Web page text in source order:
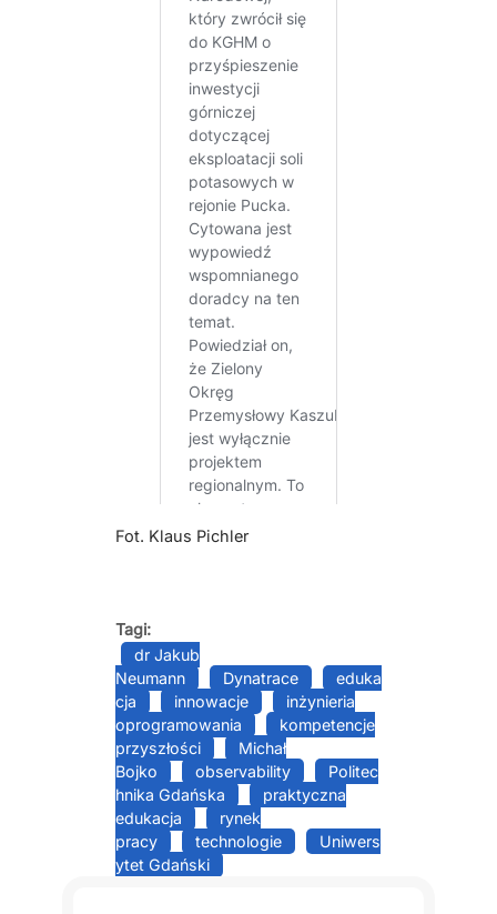
Fot. Klaus Pichler
Tagi:
dr Jakub
Neumann
Dynatrace
eduka
cja
innowacje
inżynieria
oprogramowania
kompetencje
przyszłości
Michał
Bojko
observability
Politec
hnika Gdańska
praktyczna
edukacja
rynek
pracy
technologie
Uniwers
ytet Gdański